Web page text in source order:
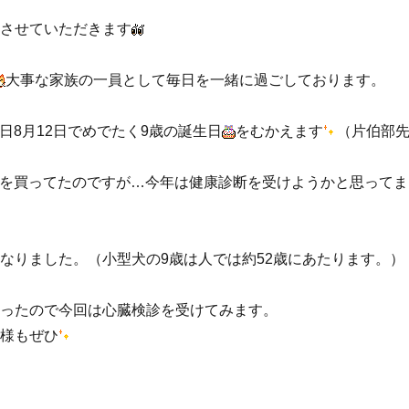
せていただきます
大事な家族の一員として毎日を一緒に過ごしております。
8月12日でめでたく9歳の誕生日 をむかえます （片伯部
買ってたのですが…今年は健康診断を受けようかと思ってま
ました。（小型犬の9歳は人では約52歳にあたります。）
たので今回は心臓検診を受けてみます。
もぜひ